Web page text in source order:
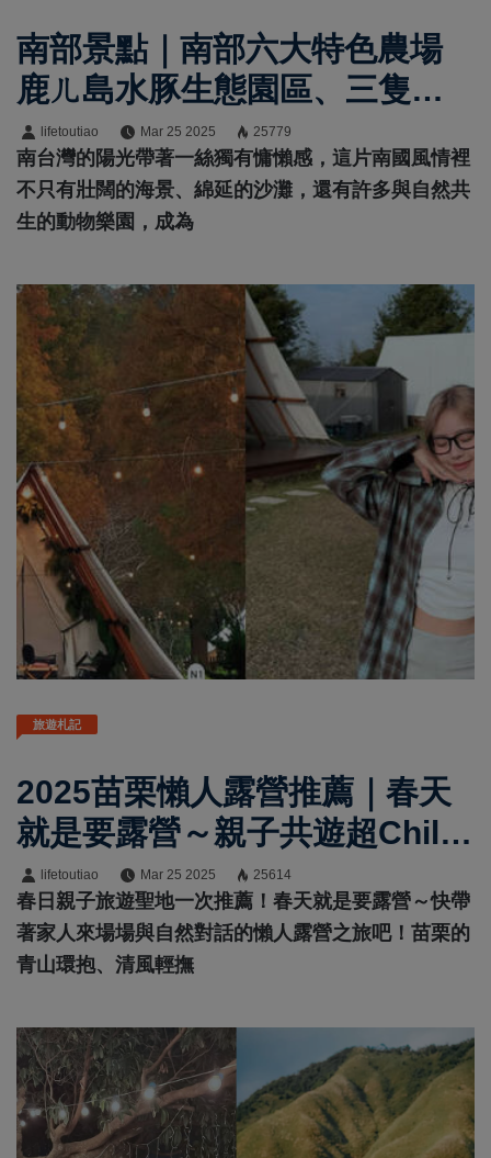
南部景點｜南部六大特色農場
鹿ㄦ島水豚生態園區、三隻小
豬萌翻
lifetoutiao Mar 25 2025 25779
南台灣的陽光帶著一絲獨有慵懶感，這片南國風情裡
不只有壯闊的海景、綿延的沙灘，還有許多與自然共
生的動物樂園，成為
旅遊札記
2025苗栗懶人露營推薦｜春天
就是要露營～親子共遊超chill
營地一次收錄
lifetoutiao Mar 25 2025 25614
春日親子旅遊聖地一次推薦！春天就是要露營～快帶
著家人來場場與自然對話的懶人露營之旅吧！苗栗的
青山環抱、清風輕撫